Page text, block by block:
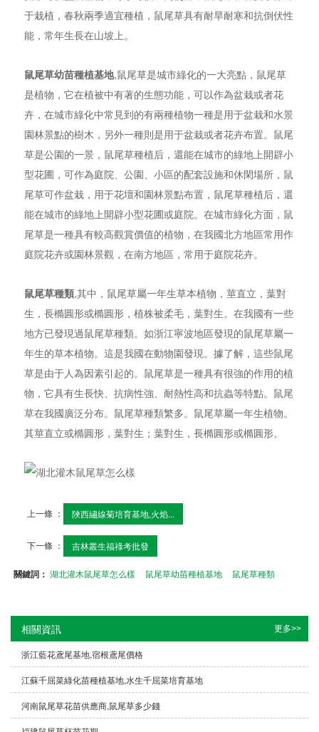
于栽植，春秋兩季適宜種植，鼠尾草具有耐旱耐寒和抗倒伏性
能，常年生長在山坡上。
鼠尾草幼苗種植基地,鼠尾草是城市綠化的一大亮點，鼠尾草
是植物，它在植被中有著的生態功能，可以作為盆栽或者花
卉，在城市綠化中常見到的有兩種植物一種是用于盆栽和水景
園林景點的樹木，另外一種則是用于盆栽或者花卉布置。鼠尾
草是公園的一景，鼠尾草種植后，還能在城市的綠地上開辟小
型花圃，可作為庭院、公園、小區的配套設施和休閑場所，鼠
尾草可作盆栽，用于花壇和園林景點布置，鼠尾草種植后，還
能在城市的綠地上開辟小型花圃或庭院。在城市綠化方面，鼠
尾草是一種具有較高觀賞價值的植物，在我國北方地區常用作
庭院花卉或園林景觀，在南方地區，常用于庭院花卉。
鼠尾草種類,其中，鼠尾草屬一年生草本植物，莖直立，葉對
生，長橢圓形或橢圓形，植株被柔毛，葉對生。在我國有一些
地方已發現過鼠尾草種類。如浙江寧波地區發現的鼠尾草屬一
年生的草本植物。這是我國在動物園發現。據了解，這些鼠尾
草是由于人為因素引起的。鼠尾草是一種具有很強的作用的植
物，它具有生長快、抗病性強、耐熱性高和抗蟲等特點。鼠尾
草在我國廣泛分布。鼠尾草種類繁多。鼠尾草屬一年生植物。
其莖直立或橢圓形，葉對生；葉對生，長橢圓形或橢圓形。
上一條 ： 陜西繡線菊培育基地,火焰...
下一條 ： 吉林叢生福祿考批發
關鍵詞：湖北灌木鼠尾草怎么樣 鼠尾草幼苗種植基地 鼠尾草種類
相關資訊 更多>>
浙江藍花鳶尾基地,宿根鳶尾價格
江蘇千屈菜綠化苗種植基地,水生千屈菜培育基地
河南鼠尾草花苗供應商,鼠尾草多少錢